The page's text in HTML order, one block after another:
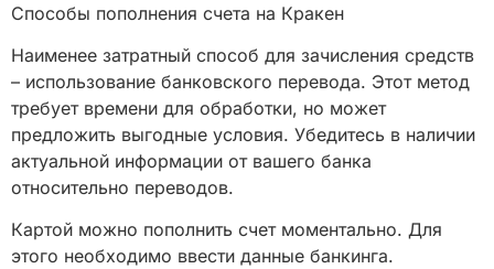
Способы пополнения счета на Кракен
Наименее затратный способ для зачисления средств
– использование банковского перевода. Этот метод
требует времени для обработки, но может
предложить выгодные условия. Убедитесь в наличии
актуальной информации от вашего банка
относительно переводов.
Картой можно пополнить счет моментально. Для
этого необходимо ввести данные банкинга.